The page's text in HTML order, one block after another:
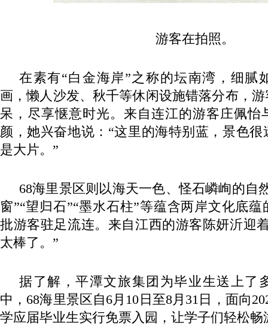
游客在拍照。
在素有“白金海岸”之称的坛南湾，细腻
画，懒人沙发、秋千等休闲设施错落分布，
呆，尽享惬意时光。来自连江的游客庄佩怡
颜，她兴奋地说：“这里的海特别蓝，景色
是大片。”
68海里景区则以海天一色、怪石嶙峋的自
窗”“望归石”“墨水石柱”等蕴含两岸文化底
批游客驻足流连。来自江西的游客陈妍沂迎
太棒了。”
据了解，平潭文旅集团为毕业生送上了
中，68海里景区自6月10日至8月31日，面向
学应届毕业生实行免票入园，让学子们轻松畅